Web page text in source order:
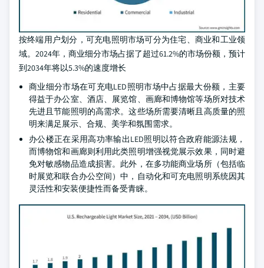
按终端用户划分，可充电照明市场可分为住宅、商业和工业领
域。2024年，商业细分市场占据了超过61.2%的市场份额，预计
到2034年将以5.3%的速度增长
商业细分市场在可充电LED照明市场中占据最大份额，主要
得益于办公室、酒店、展览馆、画廊和博物馆等场所对技术
先进且节能照明的高需求。这些场所需要清晰且高质量的照
明来满足展示、合规、美学和氛围需求。
办公楼正在采用高功率输出LED照明以符合政府能源法规，
而博物馆和画廊则利用此类照明增强视觉展示效果，同时避
免对敏感物品造成损害。此外，在多功能商业场所（包括临
时展览和联合办公空间）中，自动化和可充电照明系统因其
灵活性和安装便捷性而备受青睐。